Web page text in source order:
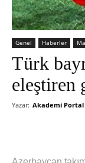
Genel Haberler
Türk
eleştiren
Yazar: Akademi Portal